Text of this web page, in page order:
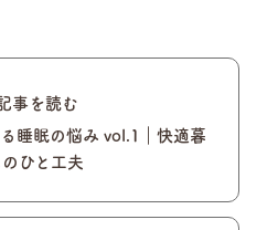
事を読む
睡眠の悩み vol.1｜快適暮
のひと工夫